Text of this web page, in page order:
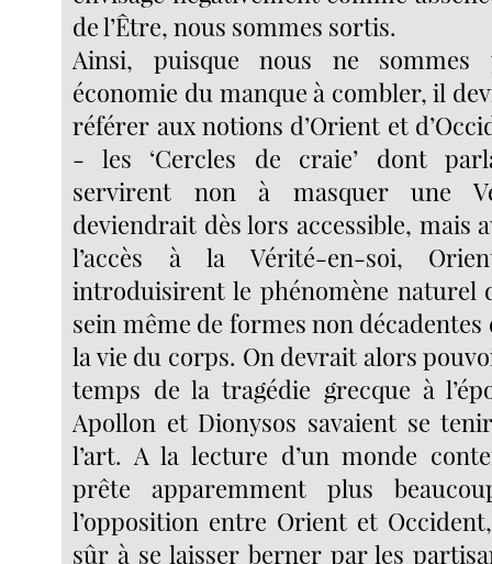
de l’Être, nous sommes sortis.
Ainsi, puisque nous ne sommes
économie du manque à combler, il
référer aux notions d’Orient et
- les ‘Cercles de craie’ dont
servirent non à masquer une
deviendrait dès lors accessible, mais
l’accès à la Vérité-en-soi,
introduisirent le phénomène naturel
sein même de formes non
la vie du corps. On devrait alors
temps de la tragédie grecque à
Apollon et Dionysos savaient se
l’art. A la lecture d’un monde
prête apparemment plus
l’opposition entre Orient et
sûr à se laisser berner par les